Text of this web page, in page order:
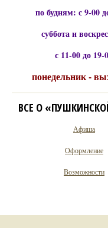
по будням: с 9-00
суббота и
с 11-00 до 19-
понедельник -
ВСЕ О
Афиша
Оформление
Возможности